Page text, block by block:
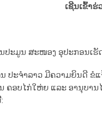
ເຊີນເຂົ້າ
ປະມູນ ສະໜອງ ອຸປະກອນເ
ປະຈໍາລາວ ມີຄວາມຍິນດີ
ຄອບໄກ່ໃຫ່ຍ ແລະ ອານຸບາ